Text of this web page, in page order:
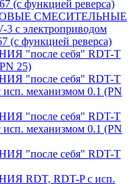
(с функцией реверса)
СМЕСИТЕЛЬНЫЕ
электроприводом
(с функцией реверса)
"после себя" RDT-T
25)
"после себя" RDT-T
исп. механизмом 0.1 (PN
"после себя" RDT-T
исп. механизмом 0.1 (PN
"после себя" RDT-T
RDT, RDT-P с исп.